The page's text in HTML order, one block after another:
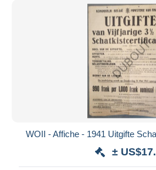
WOII - Affiche - 1941 Uitgifte
±